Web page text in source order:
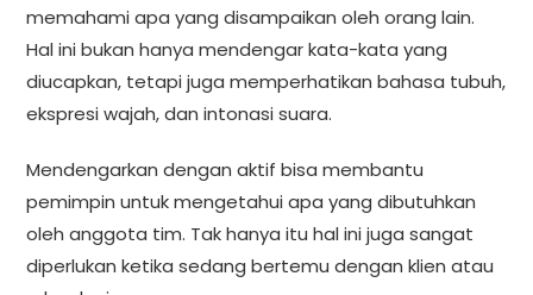
memahami apa yang disampaikan oleh orang lain.
Hal ini bukan hanya mendengar kata-kata yang
diucapkan, tetapi juga memperhatikan bahasa tubuh,
ekspresi wajah, dan intonasi suara.
Mendengarkan dengan aktif bisa membantu
pemimpin untuk mengetahui apa yang dibutuhkan
oleh anggota tim. Tak hanya itu hal ini juga sangat
diperlukan ketika sedang bertemu dengan klien atau